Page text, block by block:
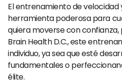
El entrenamiento de velocidad
herramienta poderosa para
quiera moverse con confianza,
Brain Health D.C., este
individuo, ya sea que esté
fundamentales o
élite.